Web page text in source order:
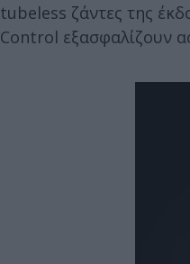
tubeless ζάντες της
Control εξασφαλίζουν